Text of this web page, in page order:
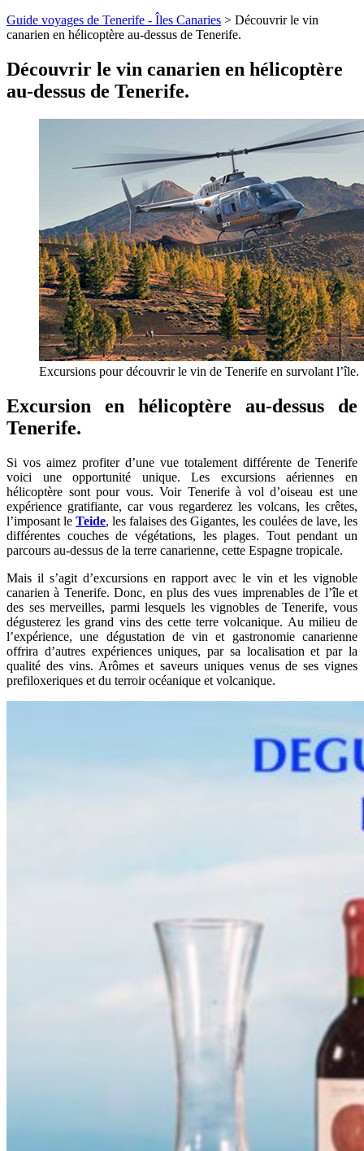
Guide voyages de Tenerife - Îles Canaries > Découvrir le vin
canarien en hélicoptère au-dessus de Tenerife.
Découvrir le vin canarien en hélicoptère
au-dessus de Tenerife.
Excursions pour découvrir le vin de Tenerife en survolant l’île.
Excursion en hélicoptère au-dessus de
Tenerife.
Si vos aimez profiter d’une vue totalement différente de Tenerife
voici une opportunité unique. Les excursions aériennes en
hélicoptère sont pour vous. Voir Tenerife à vol d’oiseau est une
expérience gratifiante, car vous regarderez les volcans, les crêtes,
l’imposant le Teide, les falaises des Gigantes, les coulées de lave, les
différentes couches de végétations, les plages. Tout pendant un
parcours au-dessus de la terre canarienne, cette Espagne tropicale.
Mais il s’agit d’excursions en rapport avec le vin et les vignoble
canarien à Tenerife. Donc, en plus des vues imprenables de l’île et
des ses merveilles, parmi lesquels les vignobles de Tenerife, vous
dégusterez les grand vins des cette terre volcanique. Au milieu de
l’expérience, une dégustation de vin et gastronomie canarienne
offrira d’autres expériences uniques, par sa localisation et par la
qualité des vins. Arômes et saveurs uniques venus de ses vignes
prefiloxeriques et du terroir océanique et volcanique.